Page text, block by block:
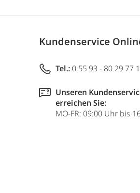
Kundenservice
Tel.: 0 55 93 - 80 29 77
Unseren
erreichen Sie:
MO-FR: 09:00 Uhr bis